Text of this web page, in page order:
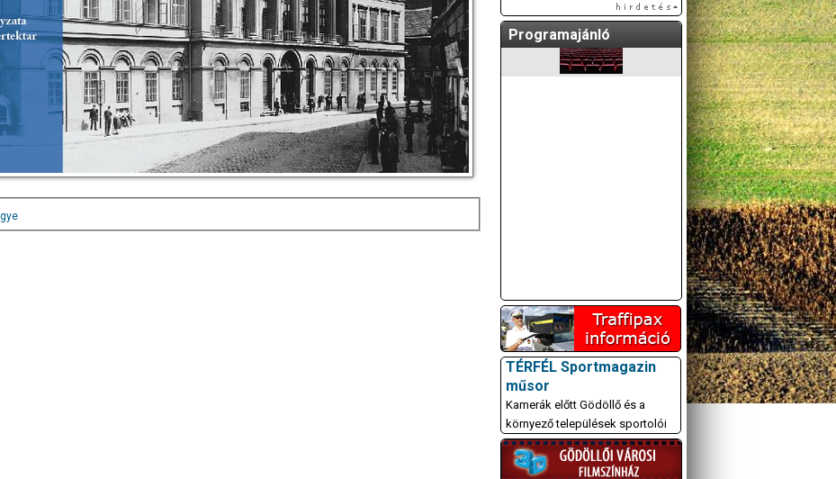
Programajánló
TÉRFÉL Sportmagazin
műsor
Kamerák előtt Gödöllő és a
környező települések sportolói